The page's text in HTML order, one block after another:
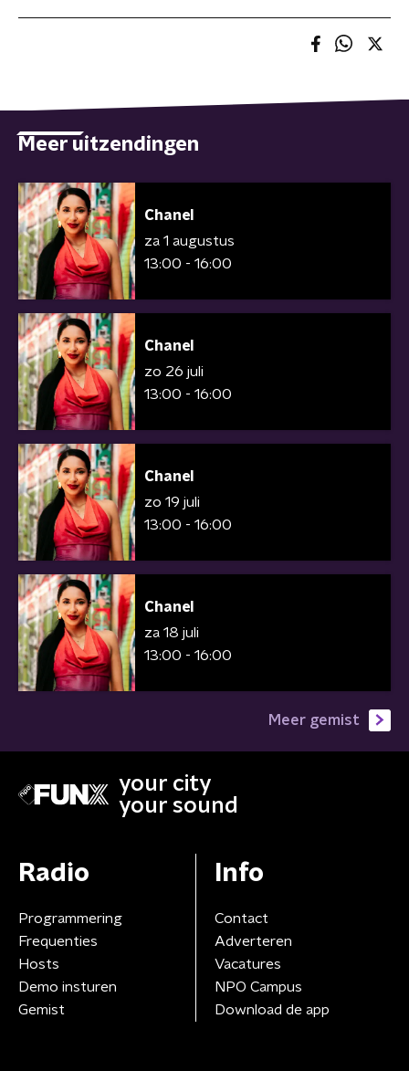
Meer uitzendingen
Chanel
za 1 augustus
13:00 - 16:00
Chanel
zo 26 juli
13:00 - 16:00
Chanel
zo 19 juli
13:00 - 16:00
Chanel
za 18 juli
13:00 - 16:00
Meer gemist
your city
your sound
Radio
Programmering
Frequenties
Hosts
Demo insturen
Gemist
Info
Contact
Adverteren
Vacatures
NPO Campus
Download de app